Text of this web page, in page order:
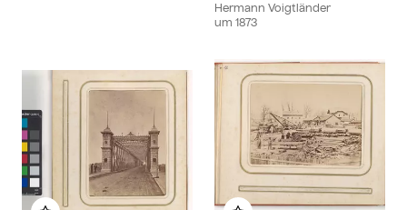
Hermann Voigtländer
um 1873